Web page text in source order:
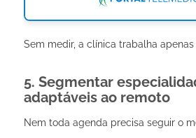
Sem medir, a clínica trabalha
5. Segmentar
adaptáveis ao remoto
Nem toda agenda precisa seguir o